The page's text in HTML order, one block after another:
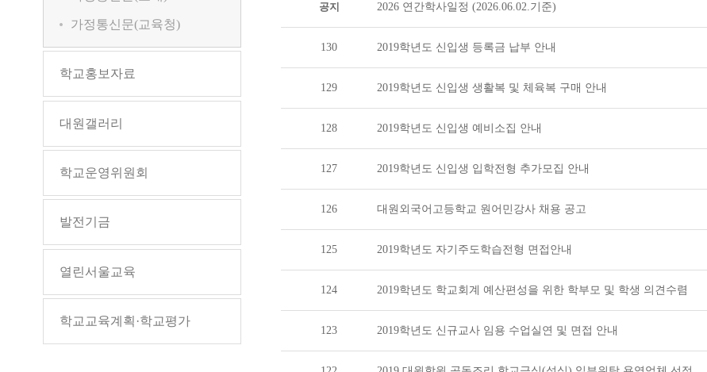
가정통신문(교육청)
학교홍보자료
대원갤러리
학교운영위원회
발전기금
열린서울교육
학교교육계획·학교평가
공지 2026 연간학사일정 (2026.06.02.기준)
130 2019학년도 신입생 등록금 납부 안내
129 2019학년도 신입생 생활복 및 체육복 구매 안내
128 2019학년도 신입생 예비소집 안내
127 2019학년도 신입생 입학전형 추가모집 안내
126 대원외국어고등학교 원어민강사 채용 공고
125 2019학년도 자기주도학습전형 면접안내
124 2019학년도 학교회계 예산편성을 위한 학부모 및 학생 의견수렴
123 2019학년도 신규교사 임용 수업실연 및 면접 안내